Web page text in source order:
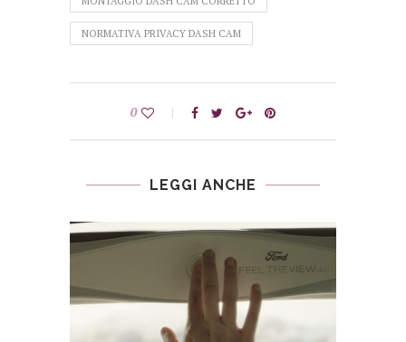
NORMATIVA PRIVACY DASH CAM
0
LEGGI ANCHE